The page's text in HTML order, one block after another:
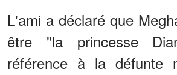
L'ami a déclaré que
être "la princesse
référence à la défunte